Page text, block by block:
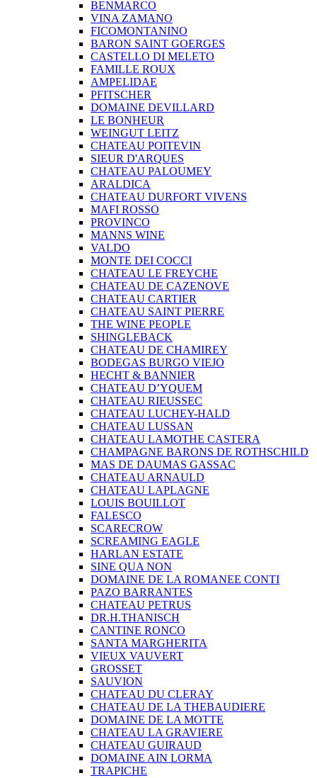
BENMARCO
VINA ZAMANO
FICOMONTANINO
BARON SAINT GOERGES
CASTELLO DI MELETO
FAMILLE ROUX
AMPELIDAE
PFITSCHER
DOMAINE DEVILLARD
LE BONHEUR
WEINGUT LEITZ
CHATEAU POITEVIN
SIEUR D'ARQUES
CHATEAU PALOUMEY
ARALDICA
CHATEAU DURFORT VIVENS
MAFI ROSSO
PROVINCO
MANNS WINE
VALDO
MONTE DEI COCCI
CHATEAU LE FREYCHE
CHATEAU DE CAZENOVE
CHATEAU CARTIER
CHATEAU SAINT PIERRE
THE WINE PEOPLE
SHINGLEBACK
CHATEAU DE CHAMIREY
BODEGAS BURGO VIEJO
HECHT & BANNIER
CHATEAU D’YQUEM
CHATEAU RIEUSSEC
CHATEAU LUCHEY-HALD
CHATEAU LUSSAN
CHATEAU LAMOTHE CASTERA
CHAMPAGNE BARONS DE ROTHSCHILD
MAS DE DAUMAS GASSAC
CHATEAU ARNAULD
CHATEAU LAPLAGNE
LOUIS BOUILLOT
FALESCO
SCARECROW
SCREAMING EAGLE
HARLAN ESTATE
SINE QUA NON
DOMAINE DE LA ROMANEE CONTI
PAZO BARRANTES
CHATEAU PETRUS
DR.H.THANISCH
CANTINE RONCO
SANTA MARGHERITA
VIEUX VAUVERT
GROSSET
SAUVION
CHATEAU DU CLERAY
CHATEAU DE LA THEBAUDIERE
DOMAINE DE LA MOTTE
CHATEAU LA GRAVIERE
CHATEAU GUIRAUD
DOMAINE AIN LORMA
TRAPICHE